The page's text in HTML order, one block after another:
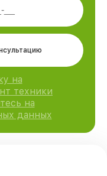
на
техники
на
данных